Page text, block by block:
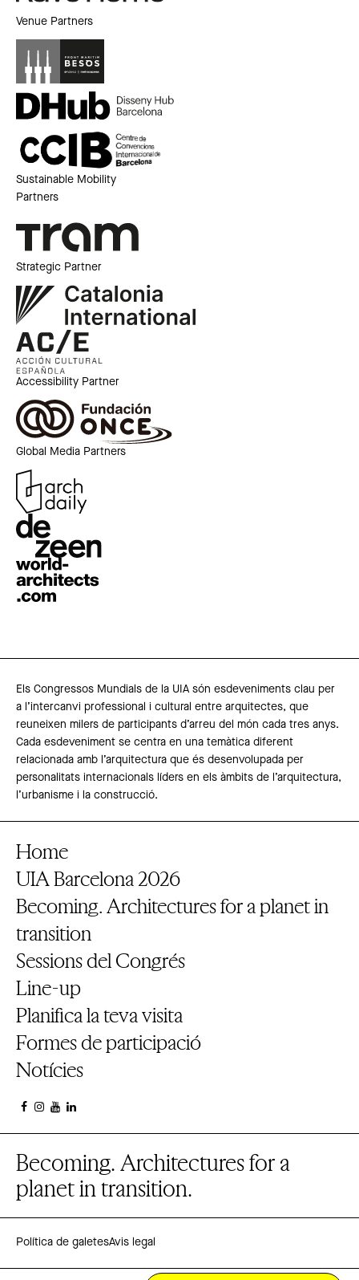
Venue Partners
Sustainable Mobility
Partners
Strategic Partner
Accessibility Partner
Global Media Partners
Els Congressos Mundials de la UIA són esdeveniments clau per
a l’intercanvi professional i cultural entre arquitectes, que
reuneixen milers de participants d’arreu del món cada tres anys.
Cada esdeveniment se centra en una temàtica diferent
relacionada amb l’arquitectura que és desenvolupada per
personalitats internacionals líders en els àmbits de l’arquitectura,
l’urbanisme i la construcció.
Home
UIA Barcelona 2026
Becoming. Architectures for a planet in
transition
Sessions del Congrés
Line-up
Planifica la teva visita
Formes de participació
Notícies
Becoming. Architectures for a
planet in transition.
Política de galetesAvis legal